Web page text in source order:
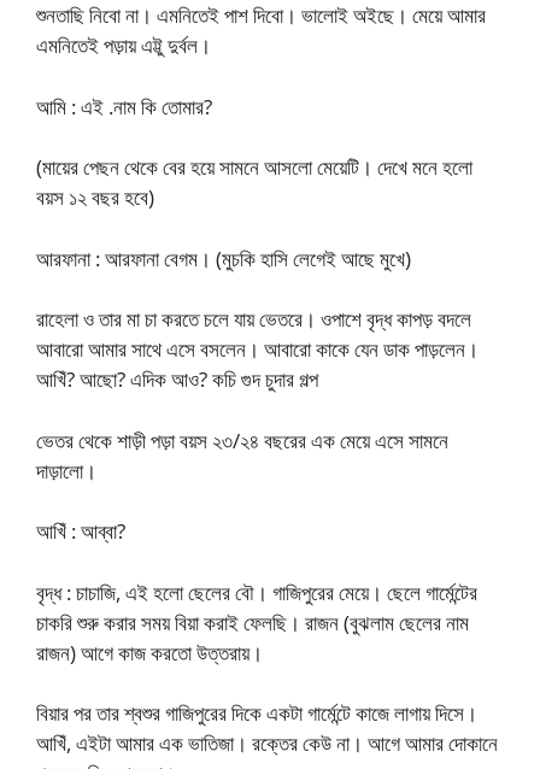
শুনতাছি নিবো না। এমনিতেই পাশ দিবো। ভালোই অইছে। মেয়ে আমার
এমনিতেই পড়ায় এট্টু দুর্বল।
আমি : এই .নাম কি তোমার?
(মায়ের পেছন থেকে বের হয়ে সামনে আসলো মেয়েটি। দেখে মনে হলো
বয়স ১২ বছর হবে)
আরফানা : আরফানা বেগম। (মুচকি হাসি লেগেই আছে মুখে)
রাহেলা ও তার মা চা করতে চলে যায় ভেতরে। ওপাশে বৃদ্ধ কাপড় বদলে
আবারো আমার সাথে এসে বসলেন। আবারো কাকে যেন ডাক পাড়লেন।
আখিঁ? আছো? এদিক আও? কচি গুদ চুদার গল্প
ভেতর থেকে শাড়ী পড়া বয়স ২৩/২৪ বছরের এক মেয়ে এসে সামনে
দাড়ালো।
আখিঁ : আব্বা?
বৃদ্ধ : চাচাজি, এই হলো ছেলের বৌ। গাজিপুরের মেয়ে। ছেলে গার্মেন্টের
চাকরি শুরু করার সময় বিয়া করাই ফেলছি। রাজন (বুঝলাম ছেলের নাম
রাজন) আগে কাজ করতো উত্তরায়।
বিয়ার পর তার শ্বশুর গাজিপুরের দিকে একটা গার্মেন্টে কাজে লাগায় দিসে।
আখিঁ, এইটা আমার এক ভাতিজা। রক্তের কেউ না। আগে আমার দোকানে